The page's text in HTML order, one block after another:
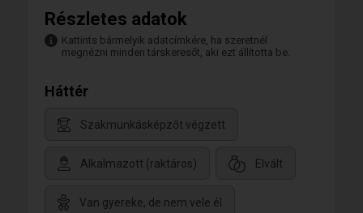
Részletes adatok
Kattints bármelyik adatcímkére, ha szeretnél
megnézni minden társkeresőt, aki ezt állította be.
Háttér
Szakmunkásképzőt végzett
Alkalmazott (raktáros) Elvált
Van gyereke, de nem vele él